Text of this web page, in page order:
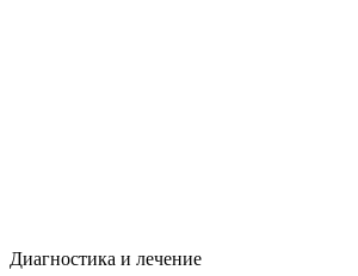
Диагностика и лечение